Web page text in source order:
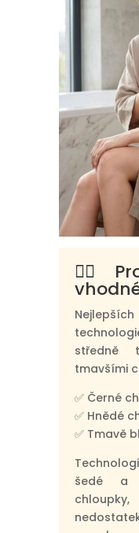
👩‍⚕️
středně
tmavšími
✅ Černé
✅ Hnědé
✅ Tmavě
šedé a